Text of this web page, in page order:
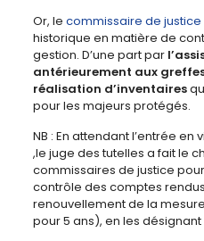
Or, le commissaire de justice
historique en matière de
gestion. D’une part par
antérieurement aux
réalisation d’inventaires
pour les majeurs protégés.
NB : En attendant l’entrée
,le juge des tutelles a fait le
commissaires de justice
contrôle des comptes
renouvellement de la
pour 5 ans), en les